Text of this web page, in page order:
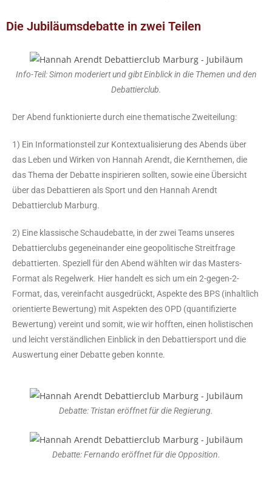
Die Jubiläumsdebatte in zwei Teilen
Info-Teil: Simon moderiert und gibt Einblick in die Themen und den
Debattierclub.
Der Abend funktionierte durch eine thematische Zweiteilung:
1) Ein Informationsteil zur Kontextualisierung des Abends über
das Leben und Wirken von Hannah Arendt, die Kernthemen, die
das Thema der Debatte inspirieren sollten, sowie eine Übersicht
über das Debattieren als Sport und den Hannah Arendt
Debattierclub Marburg.
2) Eine klassische Schaudebatte, in der zwei Teams unseres
Debattierclubs gegeneinander eine geopolitische Streitfrage
debattierten. Speziell für den Abend wählten wir das Masters-
Format als Regelwerk. Hier handelt es sich um ein 2-gegen-2-
Format, das, vereinfacht ausgedrückt, Aspekte des BPS (inhaltlich
orientierte Bewertung) mit Aspekten des OPD (quantifizierte
Bewertung) vereint und somit, wie wir hofften, einen holistischen
und leicht verständlichen Einblick in den Debattiersport und die
Auswertung einer Debatte geben konnte.
Debatte: Tristan eröffnet für die Regierung.
Debatte: Fernando eröffnet für die Opposition.